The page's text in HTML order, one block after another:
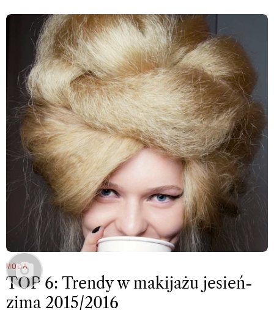
MODA
TOP 6: Trendy w makijażu jesień-
zima 2015/2016